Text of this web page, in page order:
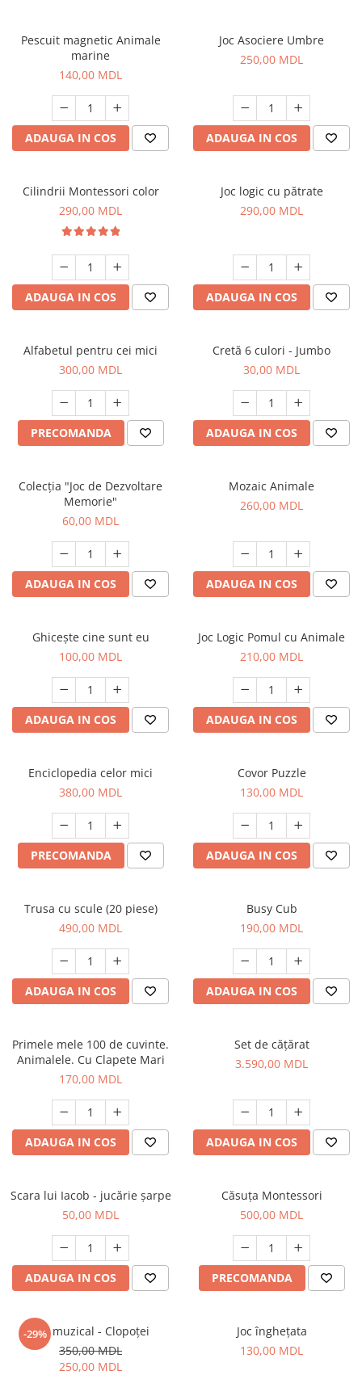
Pescuit magnetic Animale
marine
140,00 MDL
ADAUGA IN COS
Joc Asociere Umbre
250,00 MDL
ADAUGA IN COS
Cilindrii Montessori color
290,00 MDL
ADAUGA IN COS
Joc logic cu pătrate
290,00 MDL
ADAUGA IN COS
Alfabetul pentru cei mici
300,00 MDL
PRECOMANDA
Cretă 6 culori - Jumbo
30,00 MDL
ADAUGA IN COS
Colecția "Joc de Dezvoltare
Memorie"
60,00 MDL
ADAUGA IN COS
Mozaic Animale
260,00 MDL
ADAUGA IN COS
Ghicește cine sunt eu
100,00 MDL
ADAUGA IN COS
Joc Logic Pomul cu Animale
210,00 MDL
ADAUGA IN COS
Enciclopedia celor mici
380,00 MDL
PRECOMANDA
Covor Puzzle
130,00 MDL
ADAUGA IN COS
Trusa cu scule (20 piese)
490,00 MDL
ADAUGA IN COS
Busy Cub
190,00 MDL
ADAUGA IN COS
Primele mele 100 de cuvinte.
Animalele. Cu Clapete Mari
170,00 MDL
ADAUGA IN COS
Set de cățărat
3.590,00 MDL
ADAUGA IN COS
Scara lui Iacob - jucărie șarpe
50,00 MDL
ADAUGA IN COS
Căsuța Montessori
500,00 MDL
PRECOMANDA
-29%
Set muzical - Clopoței
350,00 MDL
250,00 MDL
Joc înghețata
130,00 MDL